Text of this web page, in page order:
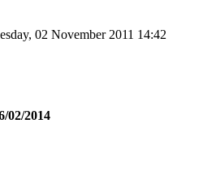
02 November 2011 14:42
02/2014